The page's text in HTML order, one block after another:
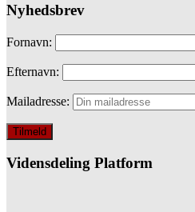
Nyhedsbrev
Fornavn:
Efternavn:
Mailadresse:
Vidensdeling Platform